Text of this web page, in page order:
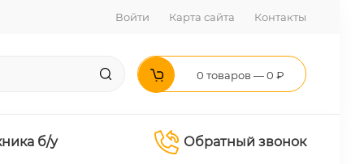
Войти Карта сайта Контакты
0 товаров — 0 ₽
б/у Обратный звонок